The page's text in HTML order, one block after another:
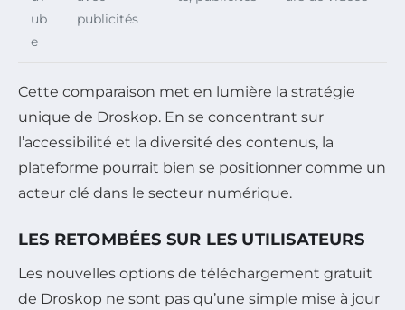
ub
e
publicités
Cette comparaison met en lumière la stratégie
unique de Droskop. En se concentrant sur
l’accessibilité et la diversité des contenus, la
plateforme pourrait bien se positionner comme un
acteur clé dans le secteur numérique.
LES RETOMBÉES SUR LES UTILISATEURS
Les nouvelles options de téléchargement gratuit
de Droskop ne sont pas qu’une simple mise à jour